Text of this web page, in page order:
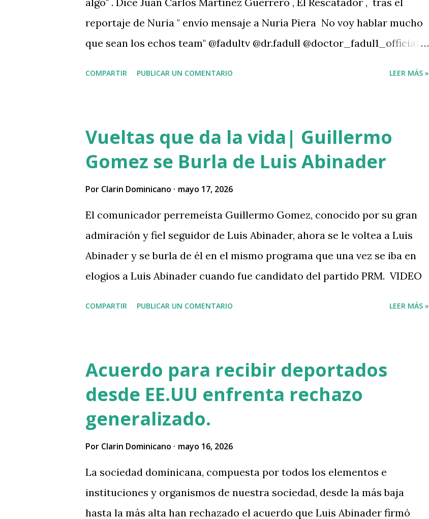
reportaje de Nuria " envío mensaje a Nuria Piera No voy hablar mucho
que sean los echos team" @fadultv @dr.fadull @doctor_fadul1_official . "
martinez Guerrero (@elrescatador528) Mas abajo de dejamos el video
del reportaje de Nuria Piera PARTE 1 PARTE 2
COMPARTIR PUBLICAR UN COMENTARIO LEER MÁS »
Vueltas que da la vida| Guillermo
Gomez se Burla de Luis Abinader
Por Clarin Dominicano mayo 17, 2026
El comunicador perremeísta Guillermo Gomez, conocido por su gran
admiración y fiel seguidor de Luis Abinader, ahora se le voltea a Luis
Abinader y se burla de él en el mismo programa que una vez se iba en
elogios a Luis Abinader cuando fue candidato del partido PRM. VIDEO
COMPARTIR PUBLICAR UN COMENTARIO LEER MÁS »
Acuerdo para recibir deportados
desde EE.UU enfrenta rechazo
generalizado.
Por Clarin Dominicano mayo 16, 2026
La sociedad dominicana, compuesta por todos los elementos e
instituciones y organismos de nuestra sociedad, desde la más baja
hasta la más alta han rechazado el acuerdo que Luis Abinader firmó